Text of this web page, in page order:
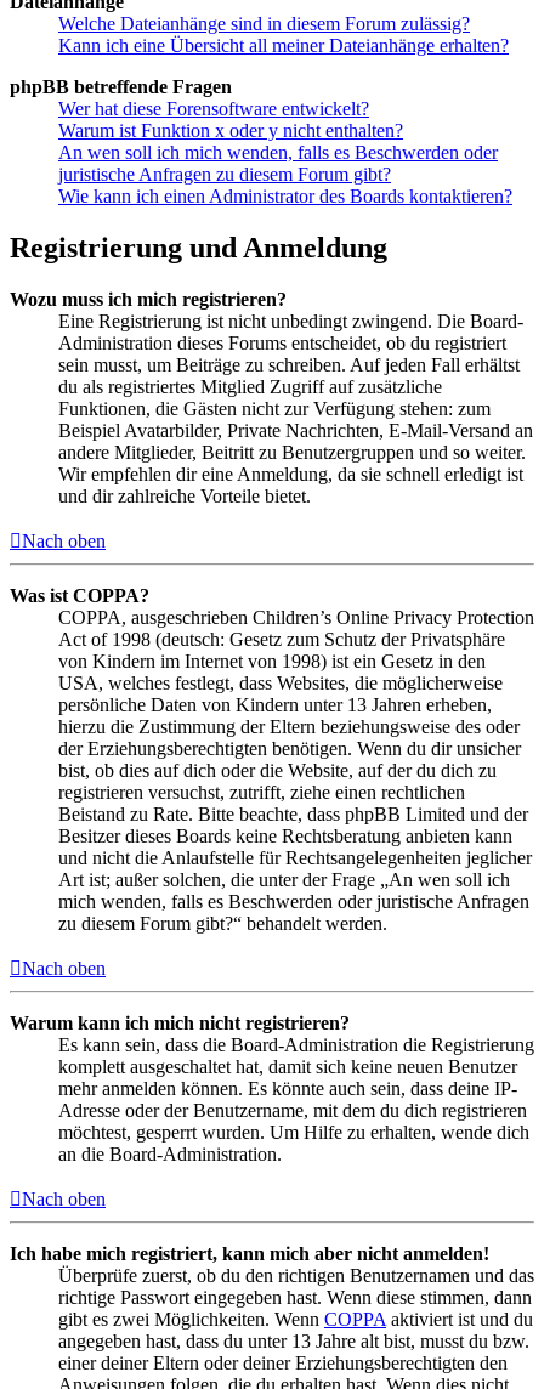
Welche Dateianhänge sind in diesem Forum zulässig?
Kann ich eine Übersicht all meiner Dateianhänge erhalten?
phpBB betreffende Fragen
Wer hat diese Forensoftware entwickelt?
Warum ist Funktion x oder y nicht enthalten?
An wen soll ich mich wenden, falls es Beschwerden oder
juristische Anfragen zu diesem Forum gibt?
Wie kann ich einen Administrator des Boards kontaktieren?
Registrierung und Anmeldung
Wozu muss ich mich registrieren?
Eine Registrierung ist nicht unbedingt zwingend. Die Board-
Administration dieses Forums entscheidet, ob du registriert
sein musst, um Beiträge zu schreiben. Auf jeden Fall erhältst
du als registriertes Mitglied Zugriff auf zusätzliche
Funktionen, die Gästen nicht zur Verfügung stehen: zum
Beispiel Avatarbilder, Private Nachrichten, E-Mail-Versand an
andere Mitglieder, Beitritt zu Benutzergruppen und so weiter.
Wir empfehlen dir eine Anmeldung, da sie schnell erledigt ist
und dir zahlreiche Vorteile bietet.
Nach oben
Was ist COPPA?
COPPA, ausgeschrieben Children’s Online Privacy Protection
Act of 1998 (deutsch: Gesetz zum Schutz der Privatsphäre
von Kindern im Internet von 1998) ist ein Gesetz in den
USA, welches festlegt, dass Websites, die möglicherweise
persönliche Daten von Kindern unter 13 Jahren erheben,
hierzu die Zustimmung der Eltern beziehungsweise des oder
der Erziehungsberechtigten benötigen. Wenn du dir unsicher
bist, ob dies auf dich oder die Website, auf der du dich zu
registrieren versuchst, zutrifft, ziehe einen rechtlichen
Beistand zu Rate. Bitte beachte, dass phpBB Limited und der
Besitzer dieses Boards keine Rechtsberatung anbieten kann
und nicht die Anlaufstelle für Rechtsangelegenheiten jeglicher
Art ist; außer solchen, die unter der Frage „An wen soll ich
mich wenden, falls es Beschwerden oder juristische Anfragen
zu diesem Forum gibt?“ behandelt werden.
Nach oben
Warum kann ich mich nicht registrieren?
Es kann sein, dass die Board-Administration die Registrierung
komplett ausgeschaltet hat, damit sich keine neuen Benutzer
mehr anmelden können. Es könnte auch sein, dass deine IP-
Adresse oder der Benutzername, mit dem du dich registrieren
möchtest, gesperrt wurden. Um Hilfe zu erhalten, wende dich
an die Board-Administration.
Nach oben
Ich habe mich registriert, kann mich aber nicht anmelden!
Überprüfe zuerst, ob du den richtigen Benutzernamen und das
richtige Passwort eingegeben hast. Wenn diese stimmen, dann
gibt es zwei Möglichkeiten. Wenn COPPA aktiviert ist und du
angegeben hast, dass du unter 13 Jahre alt bist, musst du bzw.
einer deiner Eltern oder deiner Erziehungsberechtigten den
Anweisungen folgen, die du erhalten hast. Wenn dies nicht